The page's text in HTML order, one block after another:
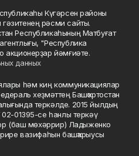
Күгәрсен районы
рәсми сайты.
Республикаһының Матбуғат
"Республика
акционерҙар йәмғиәте.
данных
һәм киң коммуникациялар
хеҙмәттең Башҡортостан
теркәлде. 2015 йылдың
01395-се һанлы теркәү
(баш мөхәррир) Ладыженко
вазифаһын башҡарыусы